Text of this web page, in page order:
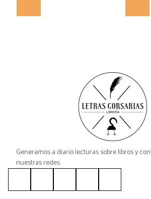
Generamos a diario lecturas sobre libros y
nuestras redes.